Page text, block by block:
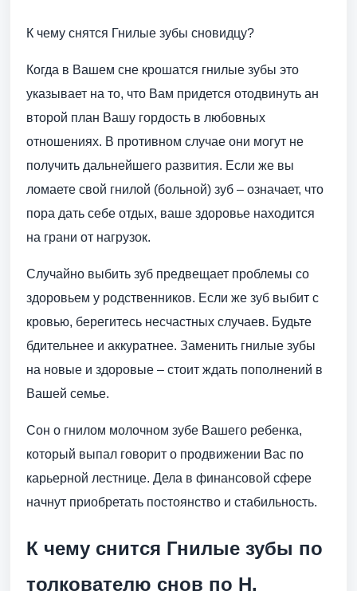
К чему снятся Гнилые зубы сновидцу?
Когда в Вашем сне крошатся гнилые зубы это
указывает на то, что Вам придется отодвинуть ан
второй план Вашу гордость в любовных
отношениях. В противном случае они могут не
получить дальнейшего развития. Если же вы
ломаете свой гнилой (больной) зуб – означает, что
пора дать себе отдых, ваше здоровье находится
на грани от нагрузок.
Случайно выбить зуб предвещает проблемы со
здоровьем у родственников. Если же зуб выбит с
кровью, берегитесь несчастных случаев. Будьте
бдительнее и аккуратнее. Заменить гнилые зубы
на новые и здоровые – стоит ждать пополнений в
Вашей семье.
Сон о гнилом молочном зубе Вашего ребенка,
который выпал говорит о продвижении Вас по
карьерной лестнице. Дела в финансовой сфере
начнут приобретать постоянство и стабильность.
К чему снится Гнилые зубы по
толкователю снов по Н.